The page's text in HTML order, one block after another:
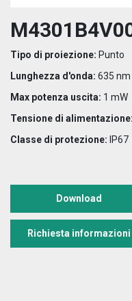
Tipo di proiezione: Punto
Lunghezza d'onda: 635
Max potenza uscita: 1 mW
Tensione di alimentazione:
Classe di protezione: IP67
Download
Richiesta informazioni